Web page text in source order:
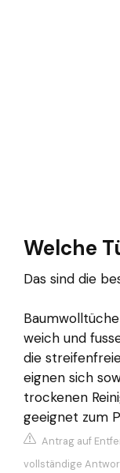
Welche
Das sind die
weich und
die
eignen sich
trockenen
geeignet zum
Antrag auf
vollständige